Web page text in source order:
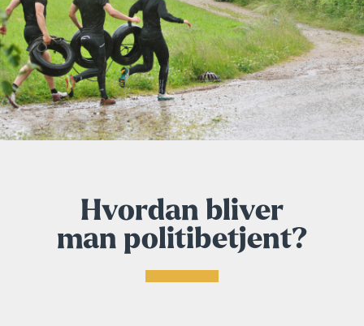
Hvordan bliver
man politibetjent?
Volleyball
Yoga